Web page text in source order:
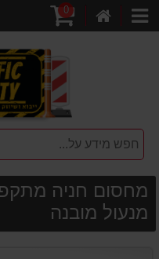
קטגוריות
קניות
0
מחסום חניה
מנעול מובנה